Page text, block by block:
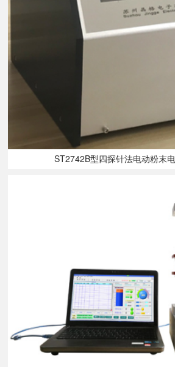
ST2742B型四探针法电动粉末